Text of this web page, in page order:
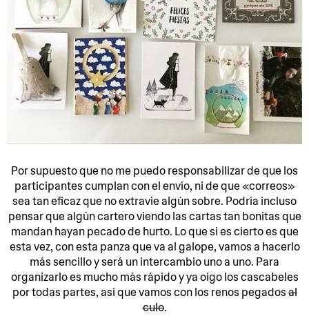
Por supuesto que no me puedo responsabilizar de que los
participantes cumplan con el envío, ni de que «correos»
sea tan eficaz que no extravíe algún sobre. Podría incluso
pensar que algún cartero viendo las cartas tan bonitas que
mandan hayan pecado de hurto. Lo que si es cierto es que
esta vez, con esta panza que va al galope, vamos a hacerlo
más sencillo y será un intercambio uno a uno. Para
organizarlo es mucho más rápido y ya oigo los cascabeles
por todas partes, así que vamos con los renos pegadosal
culo.